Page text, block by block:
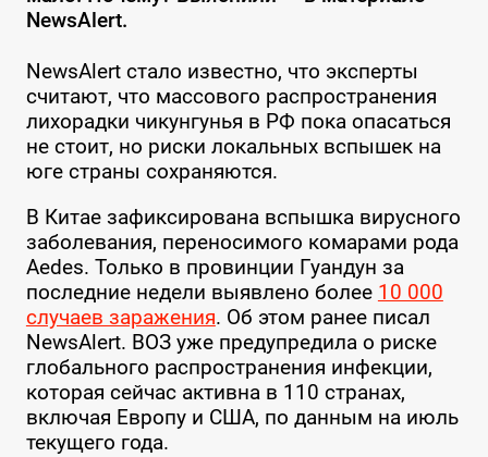
NewsAlert.
NewsAlert стало известно, что эксперты
считают, что массового распространения
лихорадки чикунгунья в РФ пока опасаться
не стоит, но риски локальных вспышек на
юге страны сохраняются.
В Китае зафиксирована вспышка вирусного
заболевания, переносимого комарами рода
Aedes. Только в провинции Гуандун за
последние недели выявлено более 10 000
случаев заражения. Об этом ранее писал
NewsAlert. ВОЗ уже предупредила о риске
глобального распространения инфекции,
которая сейчас активна в 110 странах,
включая Европу и США, по данным на июль
текущего года.